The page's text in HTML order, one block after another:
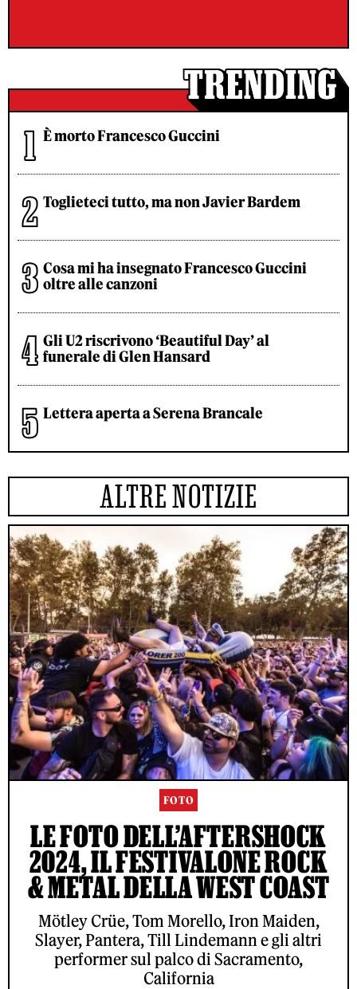
È morto Francesco Guccini
Toglieteci tutto, ma non Javier Bardem
Cosa mi ha insegnato Francesco Guccini
oltre alle canzoni
Gli U2 riscrivono ‘Beautiful Day’ al
funerale di Glen Hansard
Lettera aperta a Serena Brancale
ALTRE NOTIZIE
FOTO
LE FOTO DELL’AFTERSHOCK
2024, IL FESTIVALONE ROCK
& METAL DELLA WEST COAST
Mötley Crüe, Tom Morello, Iron Maiden,
Slayer, Pantera, Till Lindemann e gli altri
performer sul palco di Sacramento,
California